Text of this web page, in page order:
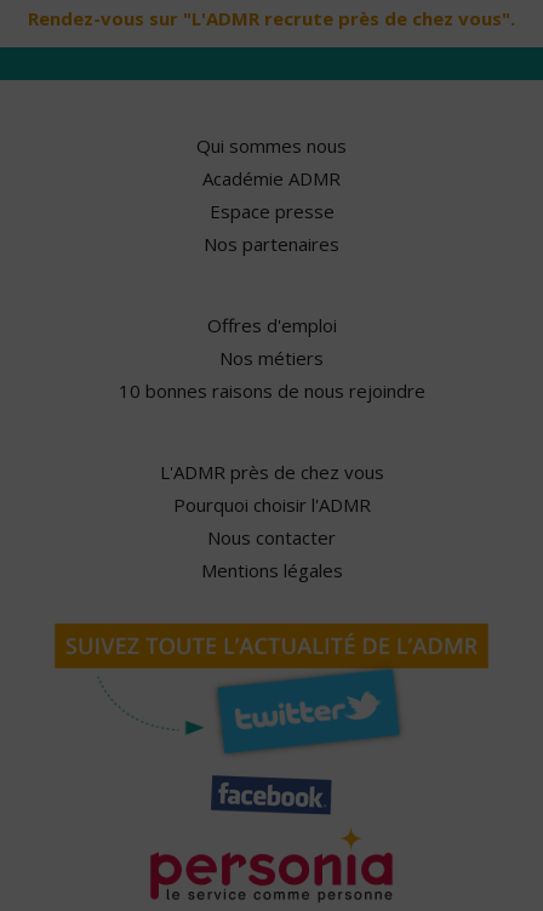
Rendez-vous sur "L'ADMR recrute près de chez vous".
Qui sommes nous
Académie ADMR
Espace presse
Nos partenaires
Offres d'emploi
Nos métiers
10 bonnes raisons de nous rejoindre
L'ADMR près de chez vous
Pourquoi choisir l'ADMR
Nous contacter
Mentions légales